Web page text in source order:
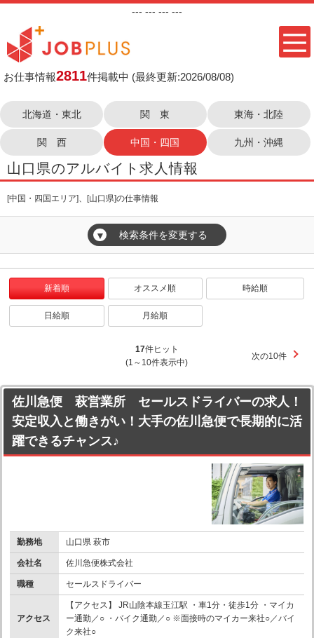
--- --- --- ---
お仕事情報2811件掲載中 (最終更新:2026/08/08)
北海道・東北 関 東 東海・北陸
関 西 中国・四国 九州・沖縄
山口県のアルバイト求人情報
[中国・四国エリア]、[山口県]の仕事情報
▼ 検索条件を変更する
新着順 オススメ順 時給順
日給順 月給順
17件ヒット
(1～10件表示中)
次の10件
佐川急便 萩営業所 セールスドライバーの求人！
安定収入と働きがい！大手の佐川急便で長期的に活
躍できるチャンス♪
勤務地 山口県 萩市
会社名 佐川急便株式会社
職種 セールスドライバー
アクセス
【アクセス】 JR山陰本線玉江駅 ・車1分・徒歩1分 ・マイカ
ー通勤／○ ・バイク通勤／○ ※面接時のマイカー来社○／バイ
ク来社○